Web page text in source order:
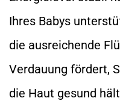
Ihres Babys
die ausreichende
Verdauung fördert,
die Haut gesund